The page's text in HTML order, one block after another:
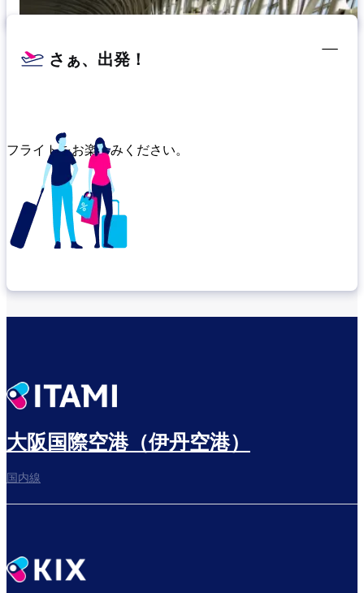
さぁ、出発！
フライトをお楽しみください。
搭乗ゲートへ
大阪国際空港（伊丹空港）
国内線